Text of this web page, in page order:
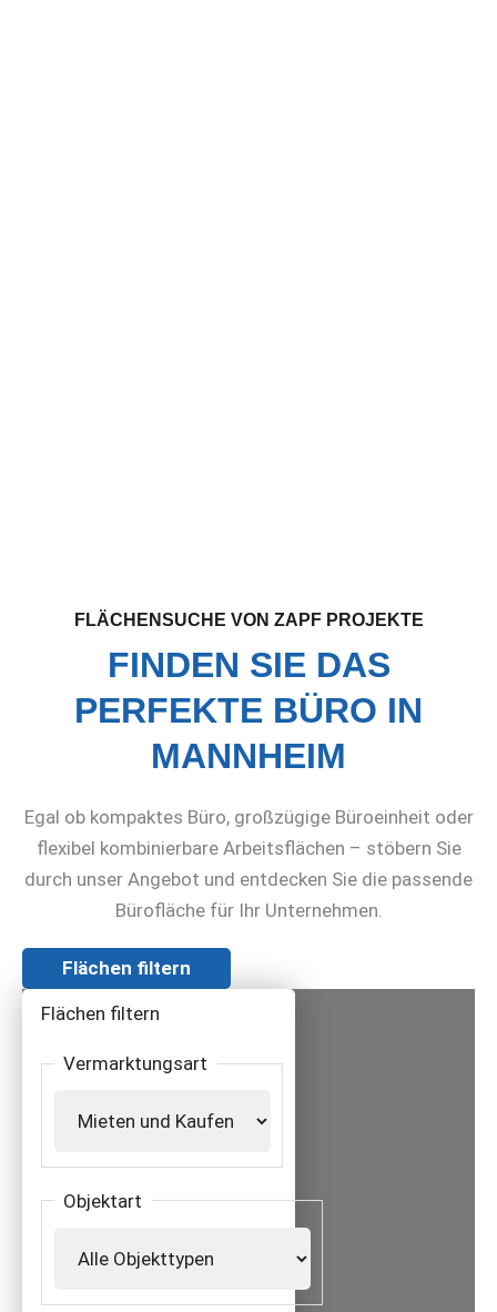
FLÄCHENSUCHE VON ZAPF PROJEKTE
FINDEN SIE DAS
PERFEKTE BÜRO IN
MANNHEIM
Egal ob kompaktes Büro, großzügige Büroeinheit oder
flexibel kombinierbare Arbeitsflächen – stöbern Sie
durch unser Angebot und entdecken Sie die passende
Bürofläche für Ihr Unternehmen.
Flächen filtern
Flächen filtern
Vermarktungsart
Objektart